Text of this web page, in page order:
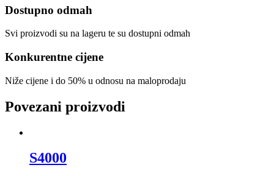
Dostupno odmah
Svi proizvodi su na lageru te su dostupni odmah
Konkurentne cijene
Niže cijene i do 50% u odnosu na maloprodaju
Povezani proizvodi
S4000